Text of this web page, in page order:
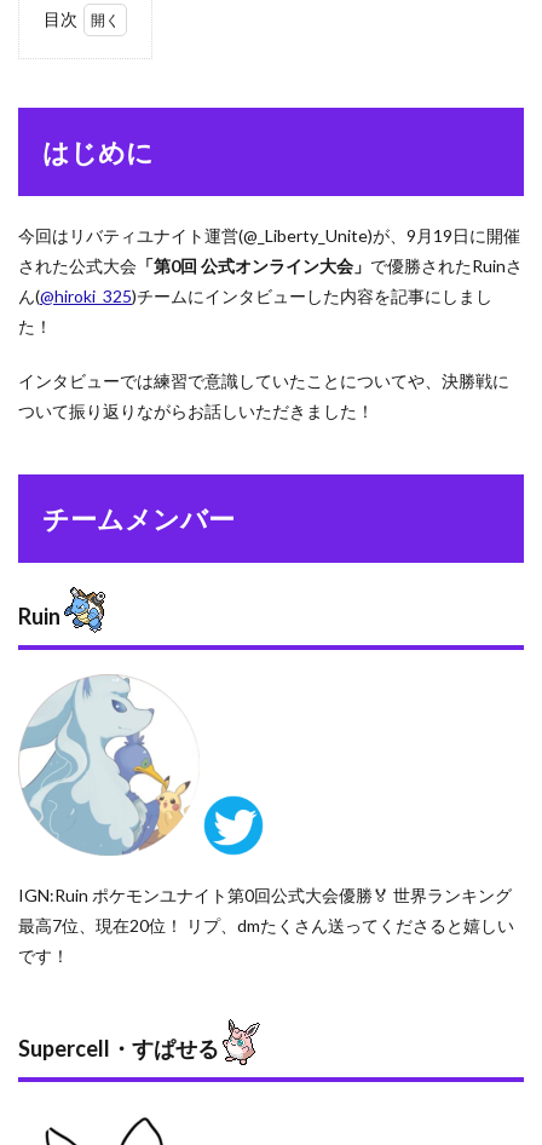
目次
チー
ンバ
2.1
Ruin
すぱせる
2.3
2.4
こゎ
たき
しま
イン
タビ
ュー
内容
3.1
練習
につ
3.2
決勝
振り
今後
の意
はじめに
今回はリバティユナイト運営(@_Liberty_Unite)が、9月19日に開催
された公式大会 「第0回 公式オンライン大会」 で優勝されたRuinさ
ん(@hiroki_325)チームにインタビューした内容を記事にしまし
た！
インタビューでは練習で意識していたことについてや、決勝戦に
ついて振り返りながらお話しいただきました！
チームメンバー
Ruin
IGN:Ruin ポケモンユナイト第0回公式大会優勝🏅 世界ランキング
最高7位、現在20位！ リプ、dmたくさん送ってくださると嬉しい
です！
Supercell・すぱせる